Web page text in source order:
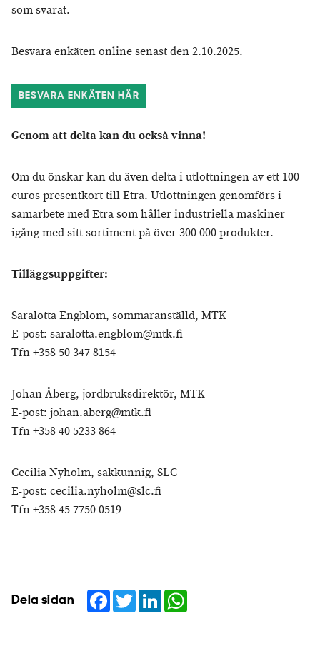
som svarat.
Besvara enkäten online senast den 2.10.2025.
BESVARA ENKÄTEN HÄR
Genom att delta kan du också vinna!
Om du önskar kan du även delta i utlottningen av ett 100
euros presentkort till Etra. Utlottningen genomförs i
samarbete med Etra som håller industriella maskiner
igång med sitt sortiment på över 300 000 produkter.
Tilläggsuppgifter:
Saralotta Engblom, sommaranställd, MTK
E-post: saralotta.engblom@mtk.fi
Tfn +358 50 347 8154
Johan Åberg, jordbruksdirektör, MTK
E-post: johan.aberg@mtk.fi
Tfn +358 40 5233 864
Cecilia Nyholm, sakkunnig, SLC
E-post: cecilia.nyholm@slc.fi
Tfn +358 45 7750 0519
Dela sidan Facebook
TwitterLinkedIn